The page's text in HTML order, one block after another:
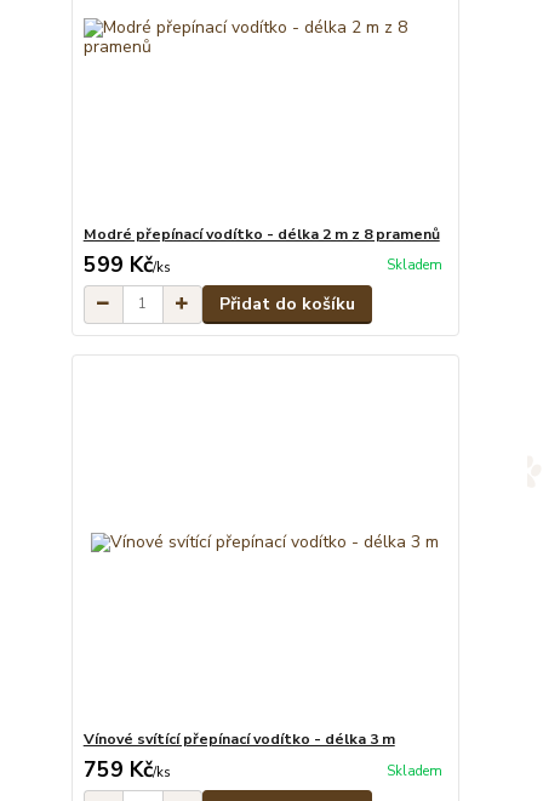
Modré přepínací vodítko - délka 2 m z 8 pramenů
599 Kč/ks Skladem
Přidat do košíku
Vínové svítící přepínací vodítko - délka 3 m
759 Kč/ks Skladem